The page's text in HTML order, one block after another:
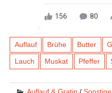
156 80
Auflauf Brühe Butter
Lauch Muskat Pfeffer